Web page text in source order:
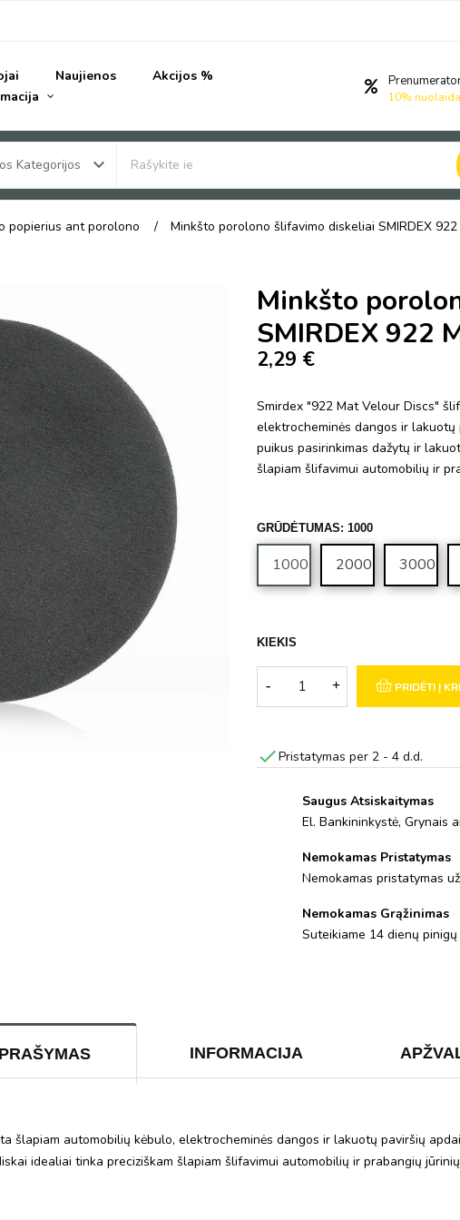
Naujienos
Akcijos %
10% nuolaida
Kategorijos keyboard_arrow_down
popierius ant porolono Minkšto porolono šlifavimo diskeliai SMIRDEX
Minkšto
SMIRDEX 922
2,29 €
Smirdex "922 Mat Velour Discs"
elektrocheminės dangos ir
puikus pasirinkimas dažytų ir
šlapiam šlifavimui automobilių ir
GRŪDĖTUMAS: 1000
1000 2000 3000
KIEKIS
PRIDĖTI Į
Pristatymas per 2 - 4 d.d.
Saugus Atsiskaitymas
El. Bankininkystė, Grynais
Nemokamas Pristatymas
Nemokamas pristatymas
Nemokamas Grąžinimas
Suteikiame 14 dienų
INFORMACIJA
šlapiam automobilių kėbulo, elektrocheminės dangos ir lakuotų paviršių
idealiai tinka preciziškam šlapiam šlifavimui automobilių ir prabangių